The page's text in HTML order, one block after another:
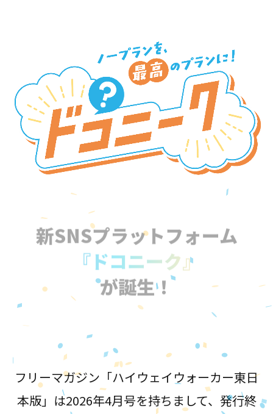
新SNSプラットフォーム
『ドコニーク』
が誕生！
フリーマガジン「ハイウェイウォーカー東日
本版」は2026年4月号を持ちまして、発行終